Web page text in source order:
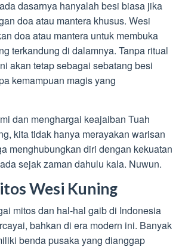
dasarnya hanyalah besi biasa jika
doa atau mantera khusus. Wesi
doa atau mantera untuk membuka
terkandung di dalamnya. Tanpa ritual
akan tetap sebagai sebatang besi
kemampuan magis yang
dan menghargai keajaiban Tuah
kita tidak hanya merayakan warisan
menghubungkan diri dengan kekuatan
sejak zaman dahulu kala. Nuwun.
Wesi Kuning
mitos dan hal-hal gaib di Indonesia
bahkan di era modern ini. Banyak
benda pusaka yang dianggap